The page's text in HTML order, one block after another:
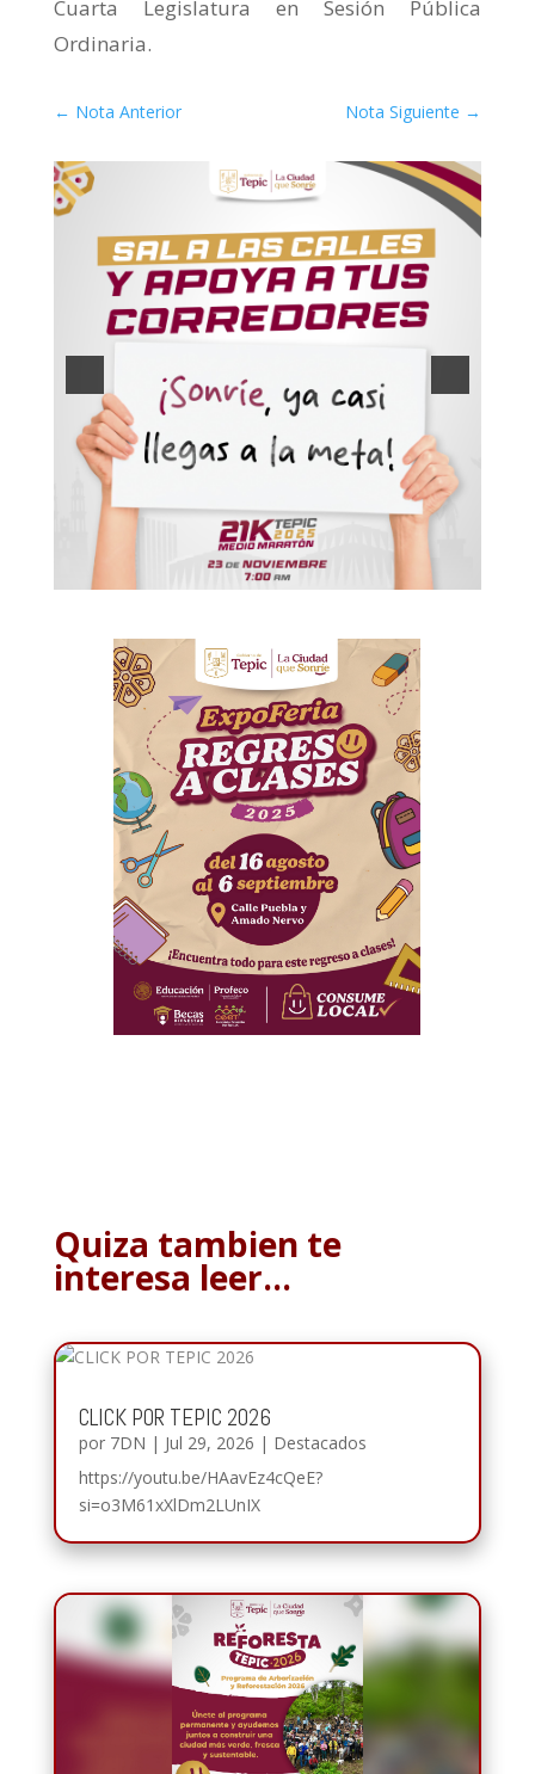
Cuarta Legislatura en Sesión Pública
Ordinaria.
← Nota Anterior Nota Siguiente →
Quiza tambien te
interesa leer…
CLICK POR TEPIC 2026
por 7DN | Jul 29, 2026 | Destacados
https://youtu.be/HAavEz4cQeE?
si=o3M61xXlDm2LUnIX